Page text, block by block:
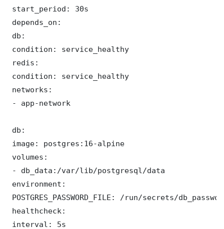
start_period: 30s
depends_on:
db:
condition: service_healthy
redis:
condition: service_healthy
networks:
- app-network
db:
image: postgres:16-alpine
volumes:
- db_data:/var/lib/postgresql/data
environment:
POSTGRES_PASSWORD_FILE: /run/secrets/
healthcheck:
interval: 5s